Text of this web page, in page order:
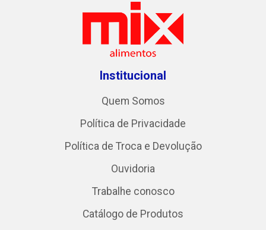
Institucional
Quem Somos
Política de Privacidade
Política de Troca e Devolução
Ouvidoria
Trabalhe conosco
Catálogo de Produtos